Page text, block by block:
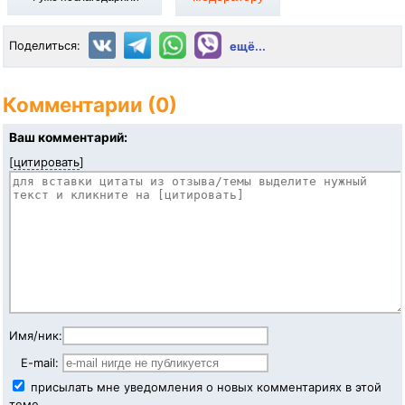
Поделиться: ещё...
Комментарии (0)
Ваш комментарий:
[цитировать]
Имя/ник:
E-mail:
присылать мне уведомления о новых комментариях в этой